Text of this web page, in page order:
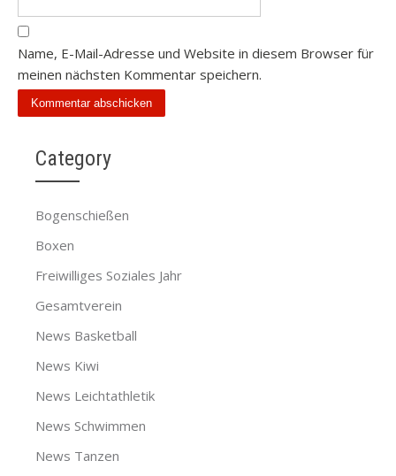
Name, E-Mail-Adresse und Website in diesem Browser für
meinen nächsten Kommentar speichern.
Category
Bogenschießen
Boxen
Freiwilliges Soziales Jahr
Gesamtverein
News Basketball
News Kiwi
News Leichtathletik
News Schwimmen
News Tanzen